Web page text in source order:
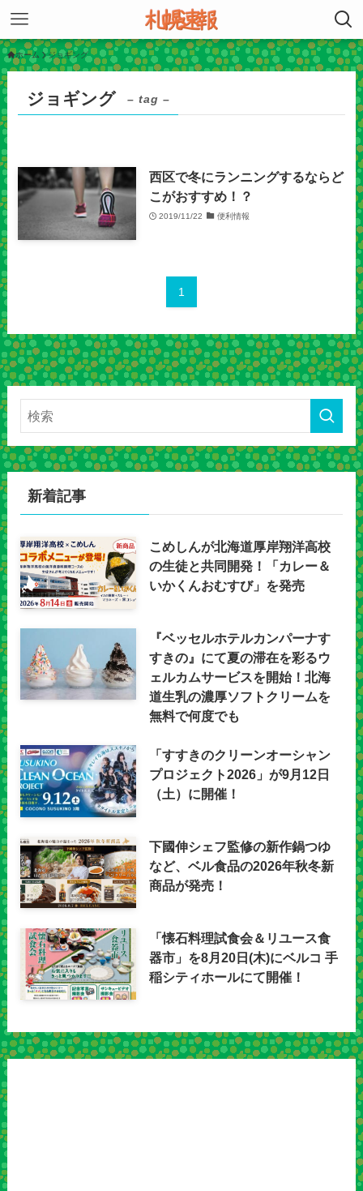
ホーム ジョギング
ジョギング – tag –
西区で冬にランニングするならど
こがおすすめ！？
2019/11/22 便利情報
1
新着記事
こめしんが北海道厚岸翔洋高校
の生徒と共同開発！「カレー＆
いかくんおむすび」を発売
『ベッセルホテルカンパーナす
すきの』にて夏の滞在を彩るウ
ェルカムサービスを開始！北海
道生乳の濃厚ソフトクリームを
無料で何度でも
「すすきのクリーンオーシャン
プロジェクト2026」が9月12日
（土）に開催！
下國伸シェフ監修の新作鍋つゆ
など、ベル食品の2026年秋冬新
商品が発売！
「懐石料理試食会＆リユース食
器市」を8月20日(木)にベルコ 手
稲シティホールにて開催！